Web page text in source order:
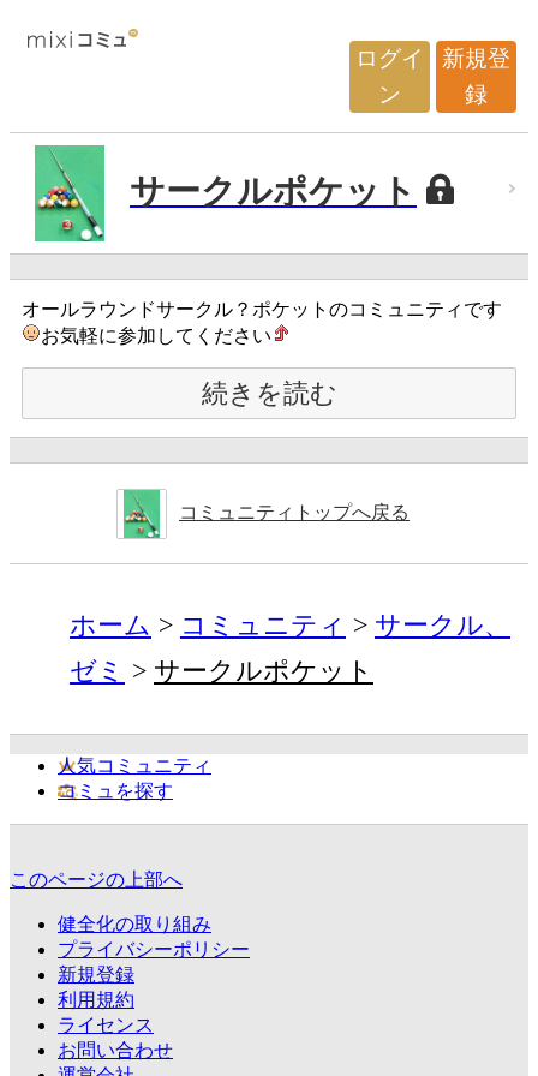
ログイ
ン
新規登
録
サークルポケット
オールラウンドサークル？ポケットのコミュニティです
お気軽に参加してください
続きを読む
コミュニティトップへ戻る
ホーム コミュニティ
サークル、
ゼミ
サークルポケット
人気コミュニティ
コミュを探す
このページの上部へ
健全化の取り組み
プライバシーポリシー
新規登録
利用規約
ライセンス
お問い合わせ